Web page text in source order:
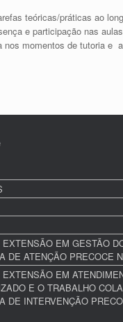
teóricas/práticas ao
e participação nas
nos momentos de tutoria e
EXTENSÃO EM GESTÃO
DE ATENÇÃO PRECOCE
EM
E O TRABALHO
DE INTERVENÇÃO